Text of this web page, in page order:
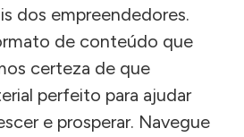
dos empreendedores.
de conteúdo que
certeza de que
perfeito para ajudar
e prosperar. Navegue